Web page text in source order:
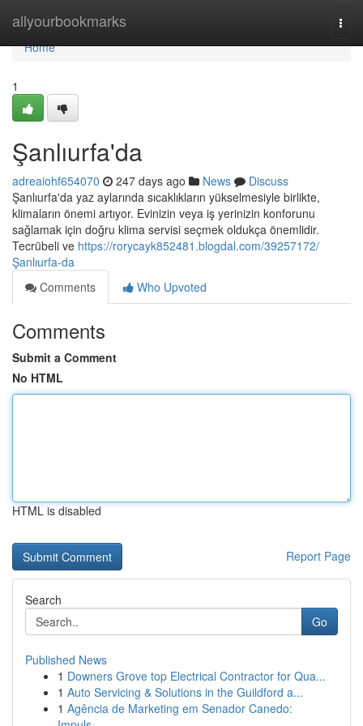
allyourbookmarks
Home
Home
1
Şanlıurfa'da
adreaiohf654070 247 days ago News
Discuss
Şanlıurfa'da yaz aylarında sıcaklıkların yükselmesiyle birlikte,
klimaların önemi artıyor. Evinizin veya iş yerinizin konforunu
sağlamak için doğru klima servisi seçmek oldukça önemlidir.
Tecrübeli ve https://rorycayk852481.blogdal.com/39257172/
Şanlıurfa-da
Comments
Who Upvoted
Comments
Submit a Comment
No HTML
HTML is disabled
Report Page
Search
Go
Published News
1 Downers Grove top Electrical Contractor for Qua...
1 Auto Servicing & Solutions in the Guildford a...
1 Agência de Marketing em Senador Canedo: